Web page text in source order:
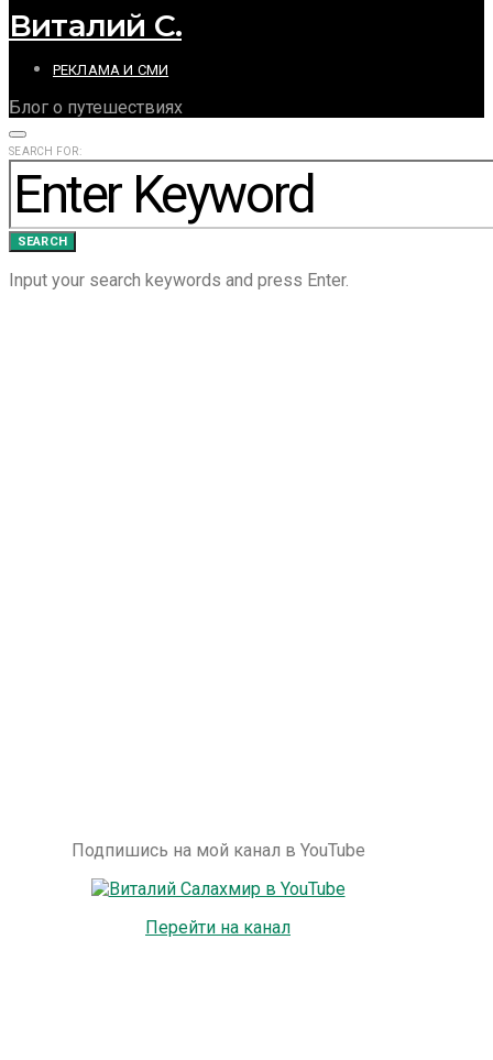
Виталий С.
РЕКЛАМА И СМИ
Блог о путешествиях
SEARCH FOR:
SEARCH
Input your search keywords and press Enter.
Подпишись на мой канал в YouTube
Перейти на канал